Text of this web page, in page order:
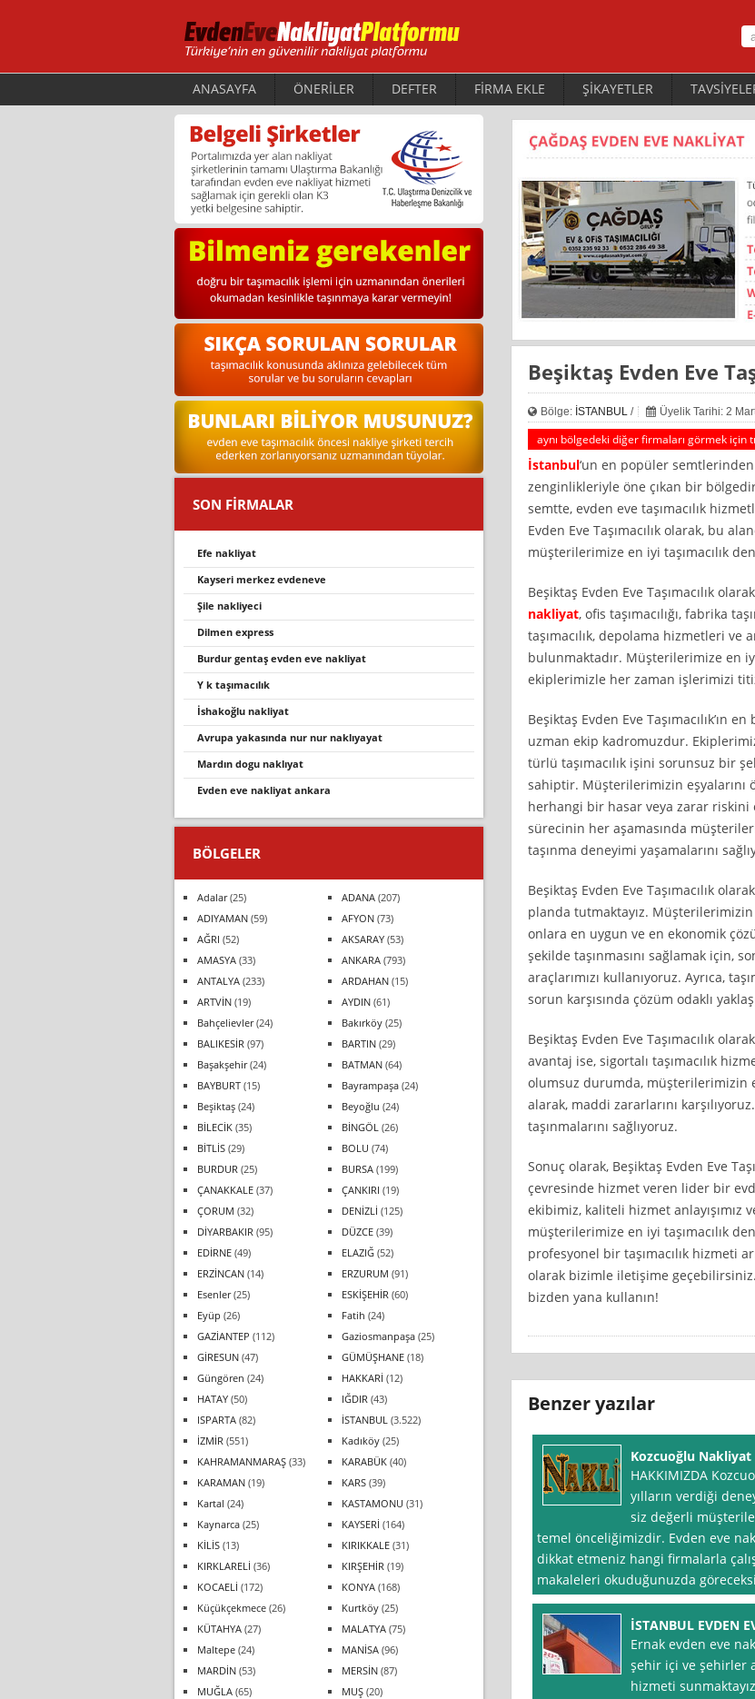
ANASAYFA ÖNERİLER DEFTER FİRMA EKLE ŞİKAYETLER
Beşiktaş Evden Eve
Bölge: İSTANBUL/ Üyelik Tarihi: 2
aynı bölgedeki diğer firmaları görmek için
İstanbul‘un en popüler
zenginlikleriyle öne çıkan bir
semtte, evden eve taşımacılık
Evden Eve Taşımacılık olarak, bu
müşterilerimize en iyi taşımacılık
Beşiktaş Evden Eve Taşımacılık
nakliyat, ofis taşımacılığı, fabrika
taşımacılık, depolama hizmetleri
bulunmaktadır. Müşterilerimize en
ekiplerimizle her zaman işlerimizi
Beşiktaş Evden Eve Taşımacılık’ın
uzman ekip kadromuzdur.
türlü taşımacılık işini sorunsuz bir
sahiptir. Müşterilerimizin eşyalarını
herhangi bir hasar veya zarar riskini
sürecinin her aşamasında
taşınma deneyimi yaşamalarını
Beşiktaş Evden Eve Taşımacılık
planda tutmaktayız.
onlara en uygun ve en ekonomik
şekilde taşınmasını sağlamak için,
araçlarımızı kullanıyoruz. Ayrıca,
sorun karşısında çözüm odaklı
Beşiktaş Evden Eve Taşımacılık
avantaj ise, sigortalı taşımacılık
olumsuz durumda, müşterilerimizin
alarak, maddi zararlarını
taşınmalarını sağlıyoruz.
Sonuç olarak, Beşiktaş Evden Eve
çevresinde hizmet veren lider bir
ekibimiz, kaliteli hizmet anlayışımız
müşterilerimize en iyi taşımacılık
profesyonel bir taşımacılık hizmeti
olarak bizimle iletişime
bizden yana kullanın!
Benzer yazılar
Kozcuoğlu Nakliyat
HAKKIMIZDA
yılların verdiği
siz değerli
temel önceliğimizdir. Evden eve
dikkat etmeniz hangi firmalarla
makaleleri okuduğunuzda
İSTANBUL EVDEN
Ernak evden eve
şehir içi ve şehirler
hizmeti sunmaktayız
SON FİRMALAR
efe nakliyat
kayseri merkez evdeneve
şile nakliyeci
di̇lmen express
burdur gentaş evden eve nakliyat
y k taşımacılık
i̇shakoğlu nakli̇yat
avrupa yakasinda nur nur nakliyayat
mardin dogu nakliyat
evden eve nakliyat ankara
BÖLGELER
Adalar(25) ADANA (207)
ADIYAMAN (59) AFYON (73)
AĞRI (52) AKSARAY (53)
AMASYA (33) ANKARA (793)
ANTALYA (233) ARDAHAN (15)
ARTVİN (19) AYDIN (61)
Bahçelievler(24) Bakırköy (25)
BALIKESİR (97) BARTIN (29)
Başakşehir(24) BATMAN (64)
BAYBURT (15) Bayrampaşa (24)
Beşiktaş (24) Beyoğlu (24)
BİLECİK (35) BİNGÖL (26)
BİTLİS (29) BOLU (74)
BURDUR (25) BURSA (199)
ÇANAKKALE (37) ÇANKIRI (19)
ÇORUM (32) DENİZLİ (125)
DİYARBAKIR (95) DÜZCE (39)
EDİRNE (49) ELAZIĞ (52)
ERZİNCAN (14) ERZURUM (91)
Esenler(25) ESKİŞEHİR (60)
Eyüp (26) Fatih (24)
GAZİANTEP (112) Gaziosmanpaşa (25)
GİRESUN (47) GÜMÜŞHANE (18)
Güngören (24) HAKKARİ (12)
HATAY (50) IĞDIR (43)
ISPARTA (82) İSTANBUL (3.522)
İZMİR (551) Kadıköy (25)
KAHRAMANMARAŞ (33) KARABÜK (40)
KARAMAN (19) KARS (39)
Kartal (24) KASTAMONU (31)
Kaynarca (25) KAYSERİ (164)
KİLİS (13) KIRIKKALE (31)
KIRKLARELİ (36) KIRŞEHİR (19)
KOCAELİ (172) KONYA (168)
Küçükçekmece (26) Kurtköy (25)
KÜTAHYA (27) MALATYA (75)
Maltepe (24) MANİSA (96)
MARDİN (53) MERSİN (87)
MUĞLA (65) MUŞ (20)